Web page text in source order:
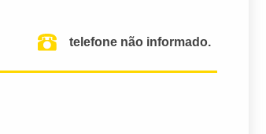
telefone não informado.